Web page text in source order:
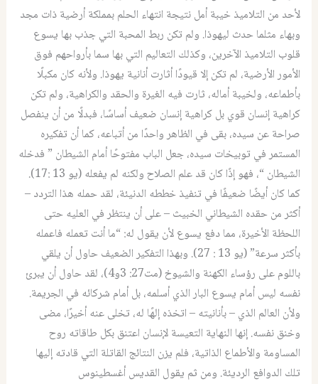
لأحد من التلاميذ خيبة أمل نتيجة انتهاء الحلم بمملكة أرضية ذات مجد
وبهاء مثلما حدث ليهوذا. ولم تكن ربط المحبة التي جذب بها يسوع
قلوب التلاميذ الآخرين، وكذلك التعاليم التي بها سما بأرواحهم فوق
الأمور الأرضية، لم تكن إلا قيودًا أثارت أنانية يهوذا. ولأنه كان مكبلًا
بأطماعه، ولخيبة أماله، ثارت فيه الغيرة والحقد والكراهية، ولم تكن
كراهية إنسان قوي بل كراهية إنسان ضعيف أساسًا، فبدلًا من أن ينفصل
صراحة عن سيده، بقى في الظاهر واحدًا من أتباعه، كما أن تفكيره
المستمر في توبيخات سيده، جعل الباب مفتوحًا أمام الشيطان ” فدخله
الشيطان “، فهو إذًا كان قد علم الصلاح ولكنه لم يفعله (يو 13 :17).
كما كان أيضًا ضعيفًا في تنفيذ خططه الدنيئة، لقد حمله هذا التردد –
أكثر من حقده الشيطاني الخبيث – على أن ينتظر في العليه حتى
اللحظة الأخيرة، مما دفع يسوع لأن يقول له: “ما أنت تعمله فاعمله
بأكثر سرعة” (يو 13 : 27). وبهذا التفكير الضعيف حاول أن يلقي
باللوم على رؤساء الكهنة والشيوخ (مت27: 3و4)، لقد حاول أن يبرئ
نفسه ليس أمام يسوع البار الذي أسلمه، بل أمام شركائه في الجريمة.
ولأن العالم الذي – بأنانيته – اتخذه إلهًا له، تخلى عنه أخيرًا، مضى
وخنق نفسه. إنها النهاية التعيسة لإنسان اعتنق بكل طاقاته روح
المساومة والأطماع الذاتية، فلم يزن النتائج القاتلة التي قادته إليها
تلك الدوافع الرديئة. ومن ثم يقول القديس أغسطينوس